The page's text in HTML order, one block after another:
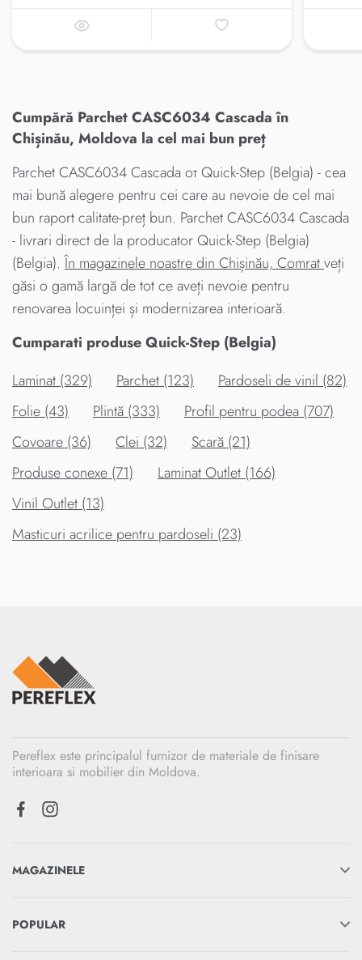
Cumpără Parchet CASC6034 Cascada în
Chișinău, Moldova la cel mai bun preț
Parchet CASC6034 Cascada от Quick-Step (Belgia) - cea
mai bună alegere pentru cei care au nevoie de cel mai
bun raport calitate-preț bun. Parchet CASC6034 Cascada
- livrari direct de la producator Quick-Step (Belgia)
(Belgia).În magazinele noastre din Chișinău, Comratveți
găsi o gamă largă de tot ce aveți nevoie pentru
renovarea locuinței și modernizarea interioară.
Cumparati produse Quick-Step (Belgia)
Laminat (329)
Parchet (123)
Pardoseli de vinil (82)
Folie (43)
Plintă (333)
Profil pentru podea (707)
Covoare (36)
Clei (32)
Scară (21)
Produse conexe (71)
Laminat Outlet (166)
Vinil Outlet (13)
Masticuri acrilice pentru pardoseli (23)
Pereflex este principalul furnizor de materiale de finisare
interioara si mobilier din Moldova.
MAGAZINELE
POPULAR